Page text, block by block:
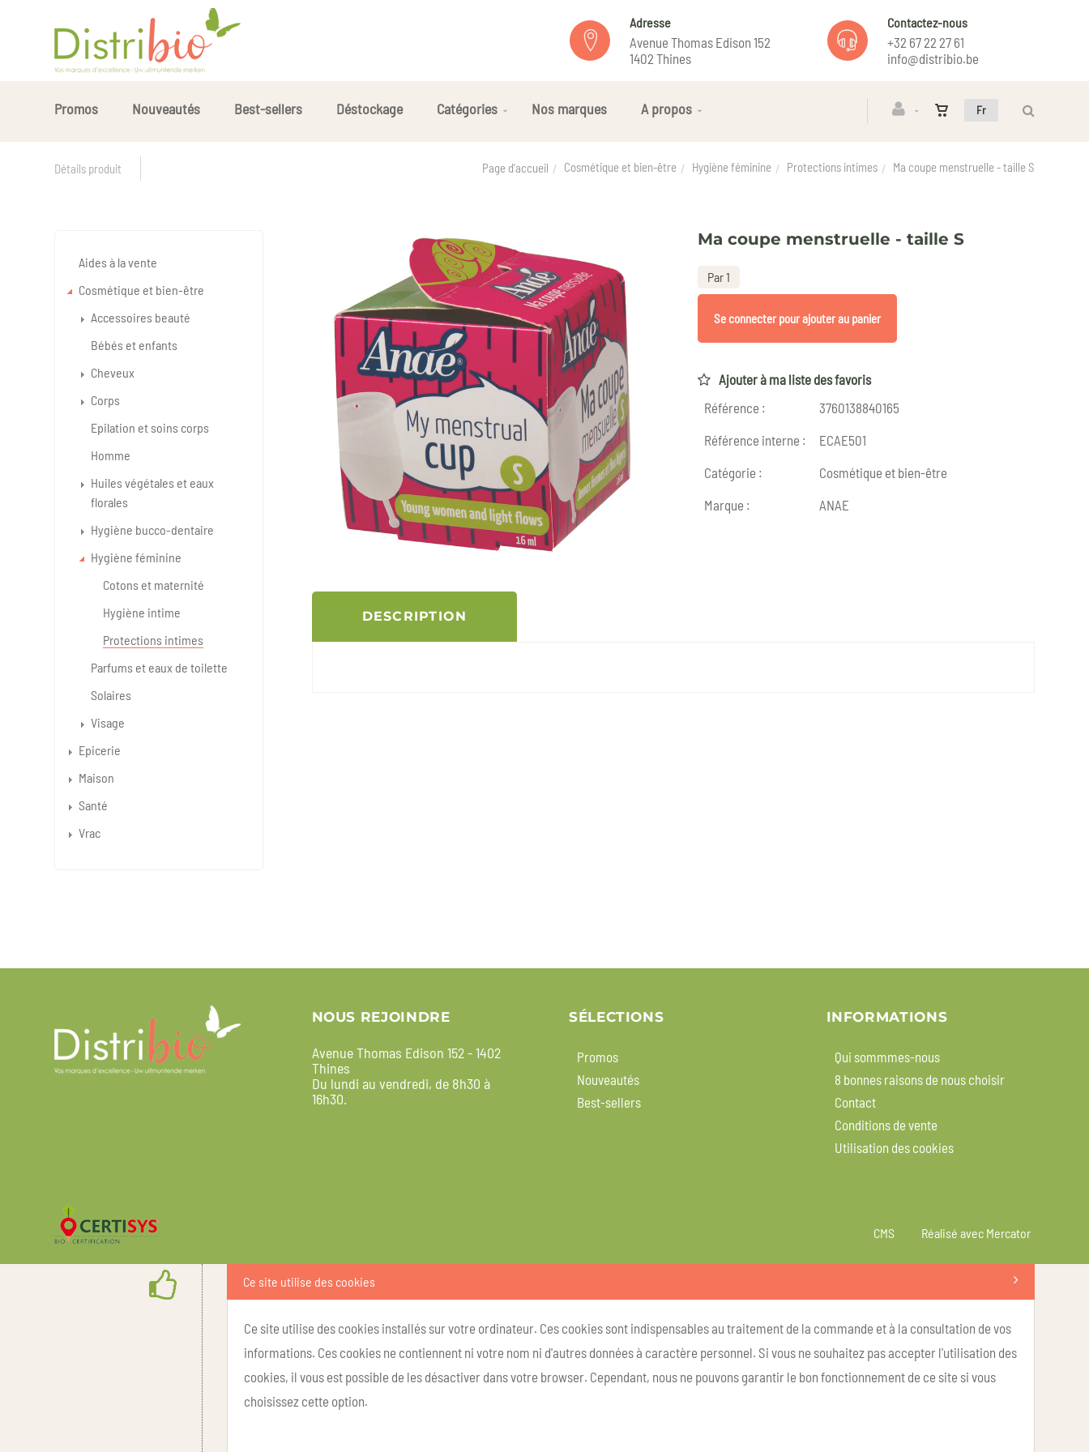
Adresse
Avenue Thomas Edison 152
1402 Thines
Contactez-nous
+32 67 22 27 61
info@distribio.be
Fr
Promos Nouveautés Best-sellers Déstockage Catégories Nos marques A propos
Détails produit Page d'accueil Cosmétique et bien-être Hygiène féminine Protections intimes Ma coupe menstruelle - taille S
Ma coupe menstruelle - taille S
Par 1
Se connecter pour ajouter au panier
Ajouter à ma liste des favoris
Référence :
3760138840165
Référence interne :
ECAE501
Catégorie :
Cosmétique et bien-être
Marque :
ANAE
DESCRIPTION
Aides à la vente
Cosmétique et bien-être
Accessoires beauté
Bébés et enfants
Cheveux
Corps
Epilation et soins corps
Homme
Huiles végétales et eaux
florales
Hygiène bucco-dentaire
Hygiène féminine
Cotons et maternité
Hygiène intime
Protections intimes
Parfums et eaux de toilette
Solaires
Visage
Epicerie
Maison
Santé
Vrac
NOUS REJOINDRE
Avenue Thomas Edison 152 - 1402
Thines
Du lundi au vendredi, de 8h30 à
16h30.
SÉLECTIONS
Promos
Nouveautés
Best-sellers
INFORMATIONS
Qui sommmes-nous
8 bonnes raisons de nous choisir
Contact
Conditions de vente
Utilisation des cookies
CMS Réalisé avec Mercator
Ce site utilise des cookies
Ce site utilise des cookies installés sur votre ordinateur. Ces cookies sont indispensables au traitement de la commande et à la consultation de vos
informations. Ces cookies ne contiennent ni votre nom ni d'autres données à caractère personnel. Si vous ne souhaitez pas accepter l'utilisation des
cookies, il vous est possible de les désactiver dans votre browser. Cependant, nous ne pouvons garantir le bon fonctionnement de ce site si vous
choisissez cette option.